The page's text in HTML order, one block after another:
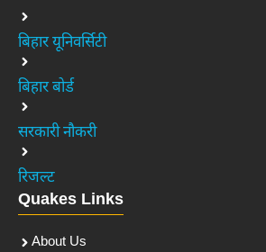
बिहार यूनिवर्सिटी
बिहार बोर्ड
सरकारी नौकरी
रिजल्ट
Quakes Links
About Us